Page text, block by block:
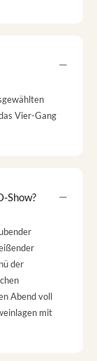
Vier-Gang
Show?
der
Abend voll
mit